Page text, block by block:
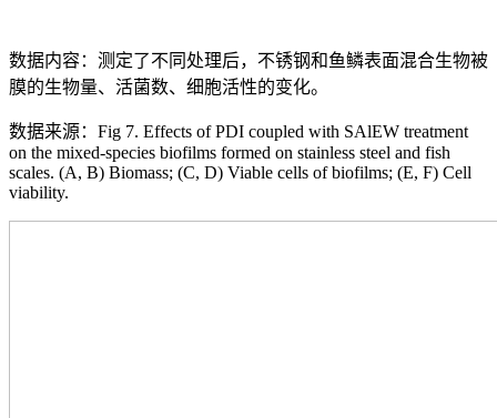
数据内容：测定了不同处理后，不锈钢和鱼鳞表面混合生物被
膜的生物量、活菌数、细胞活性的变化。
数据来源：Fig 7. Effects of PDI coupled with SAlEW treatment
on the mixed-species biofilms formed on stainless steel and fish
scales. (A, B) Biomass; (C, D) Viable cells of biofilms; (E, F) Cell
viability.